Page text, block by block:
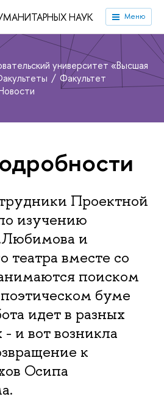
НАУК Меню
университет «Высшая
Факультет
Проектной
изучению
и
театра вместе со
поиском
буме
идет в разных
и вот возникла
к
Осипа